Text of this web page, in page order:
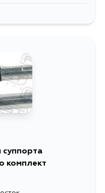
1541
866
суппорта
комплект